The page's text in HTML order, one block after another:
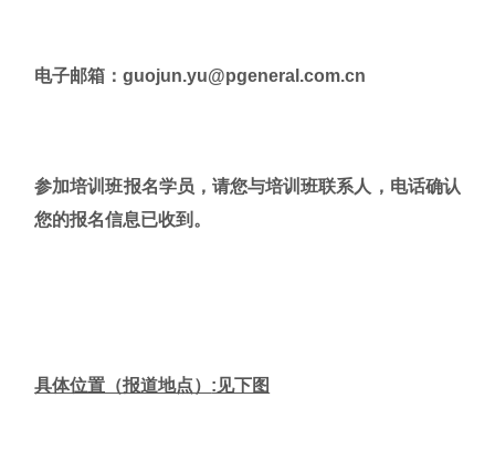
电子邮箱：guojun.yu@pgeneral.com.cn
参加培训班报名学员，请您与培训班联系人，电话确认
您的报名信息已收到。
具体位置（报道地点） :见下图